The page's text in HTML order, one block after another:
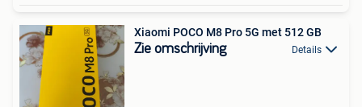
Xiaomi POCO M8 Pro 5G met 512 GB
Zie omschrijving Details